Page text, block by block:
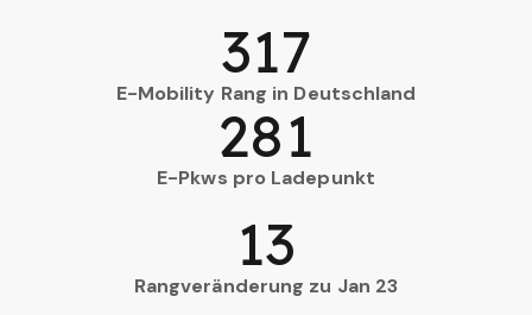
E-Mobility Rang in Deutschland
317
E-Pkws pro Ladepunkt
281
Rangveränderung zu Jan 23
13